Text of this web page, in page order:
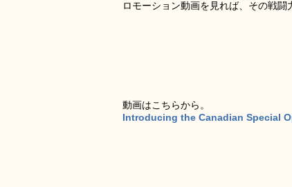
ロモーション動画を見れば、その戦闘
動画はこちらから。
Introducing the Canadian Special